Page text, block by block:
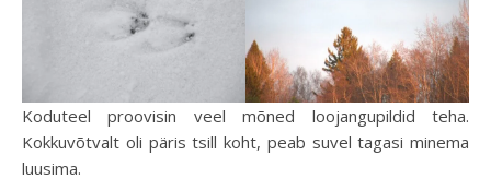
Koduteel proovisin veel mõned loojangupildid teha.
Kokkuvõtvalt oli päris tsill koht, peab suvel tagasi minema
luusima.